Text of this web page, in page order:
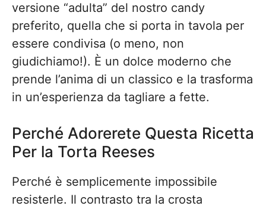
versione “adulta” del nostro candy
preferito, quella che si porta in tavola per
essere condivisa (o meno, non
giudichiamo!). È un dolce moderno che
prende l’anima di un classico e la trasforma
in un’esperienza da tagliare a fette.
Perché Adorerete Questa Ricetta
Per la Torta Reeses
Perché è semplicemente impossibile
resisterle. Il contrasto tra la crosta